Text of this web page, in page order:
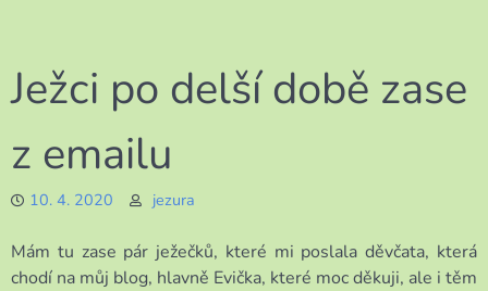
Ježci po delší době zase
z emailu
10. 4. 2020 jezura
Mám tu zase pár ježečků, které mi poslala děvčata, která
chodí na můj blog, hlavně Evička, které moc děkuji, ale i těm